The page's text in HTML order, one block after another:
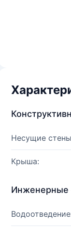
Несущие
Крыша:
Инженерные